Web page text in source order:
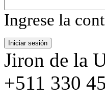
Ingrese la
Jiron de la
+511 330